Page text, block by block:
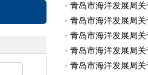
· 青岛市海洋发展局
· 青岛市海洋发展局
· 青岛市海洋发展局
· 青岛市海洋发展局
· 青岛市海洋发展局